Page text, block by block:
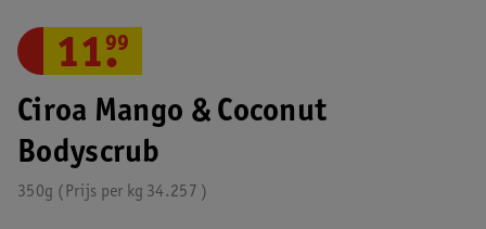
Ciroa Mango & Coconut
Bodyscrub
350g 34.257
Prijs per kg
11.
99